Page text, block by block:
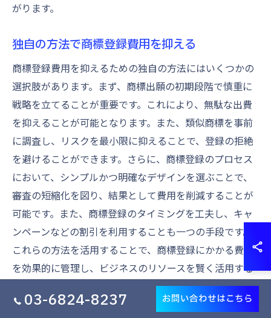
がります。
独自の方法で商標登録費用を抑える
商標登録費用を抑えるための独自の方法にはいくつかの
選択肢があります。まず、商標出願の初期段階で慎重に
戦略を立てることが重要です。これにより、無駄な出費
を抑えることが可能となります。また、類似商標を事前
に調査し、リスクを最小限に抑えることで、登録の拒絶
を避けることができます。さらに、商標登録のプロセス
において、シンプルかつ明確なデザインを選ぶことで、
審査の短縮化を図り、結果として費用を削減することが
可能です。また、商標登録のタイミングを工夫し、キャ
ンペーンなどの割引を利用することも一つの手段です。
これらの方法を活用することで、商標登録にかかる費用
を効果的に管理し、ビジネスのリソースを賢く活用する
03-6824-8237 お問い合わせはこちら